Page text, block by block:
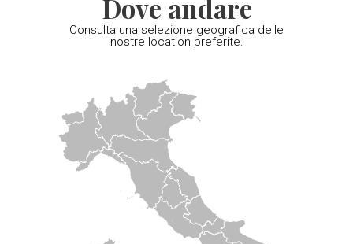
Dove andare
Consulta una selezione geografica delle
nostre location preferite.